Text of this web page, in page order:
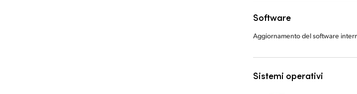
Software
Aggiornamento del software
Sistemi operativi